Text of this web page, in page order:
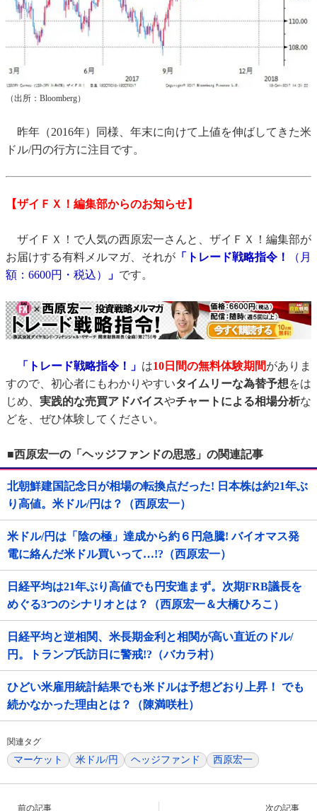
（出所：Bloomberg）
昨年（2016年）同様、年末に向けて上値を伸ばしてきた米
ドル/円の行方に注目です。
【ザイＦＸ！編集部からのお知らせ】
ザイＦＸ！で人気の西原宏一さんと、ザイＦＸ！編集部が
お届けする有料メルマガ、それが 「トレード戦略指令！
（月
額：6600円・税込）
」 です。
「トレード戦略指令！」 は10日間の無料体験期間がありま
すので、初心者にもわかりやすいタイムリーな為替予想をは
じめ、 実践的な売買アドバイスやチャートによる相場分析な
どを、ぜひ体験してください。
■西原宏一の「ヘッジファンドの思惑」の関連記事
北朝鮮建国記念日が相場の転換点だった! 日本株は約21年ぶ
り高値。米ドル/円は？（西原宏一）
米ドル/円は「陰の極」達成から約６円急騰! バイオマス発
電に絡んだ米ドル買いって…!?（西原宏一）
日経平均は21年ぶり高値でも円安進まず。次期FRB議長を
めぐる3つのシナリオとは？（西原宏一＆大橋ひろこ）
日経平均と逆相関、米長期金利と相関が高い直近のドル/
円。トランプ氏訪日に警戒!?（バカラ村）
ひどい米雇用統計結果でも米ドルは予想どおり上昇！ でも
続かなかった理由とは？（陳満咲杜）
関連タグ
マーケット 米ドル/円 ヘッジファンド 西原宏一
前の記事 次の記事